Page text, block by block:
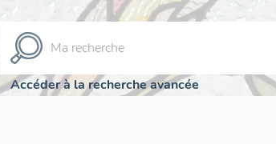
Accéder à la recherche avancée